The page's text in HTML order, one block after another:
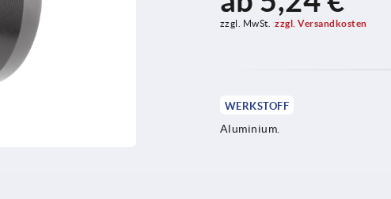
zzgl. MwSt. zzgl. Versandkosten
WERKSTOFF
Aluminium.